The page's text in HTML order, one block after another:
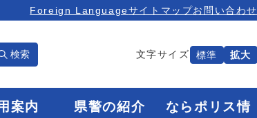
Foreign Languageサイトマップお問い合わせ
検索 文字サイズ 標準 拡大
案内 県警の紹介
ならポリス情